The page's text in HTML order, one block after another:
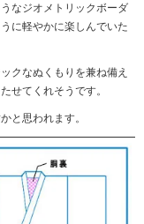
なジオメトリックボーダ
に軽やかに楽しんでいた
クなぬくもりを兼ね備え
せてくれそうです。
と思われます。